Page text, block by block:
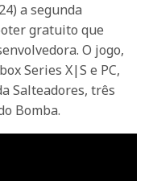
a segunda
gratuito que
O jogo,
Series X|S e PC,
Salteadores, três
Bomba.